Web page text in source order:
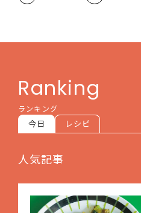
Ranking
ランキング
今日 レシピ
人気記事